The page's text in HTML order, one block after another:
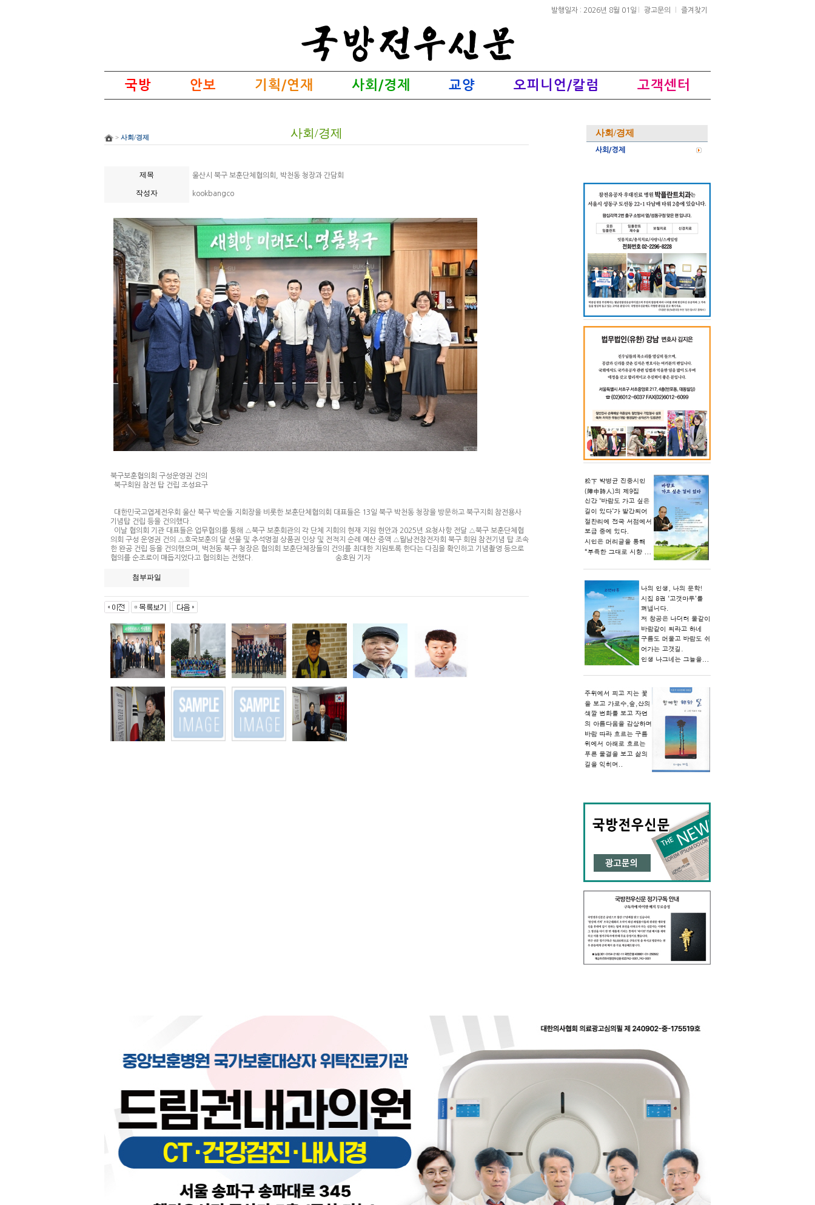
발행일자 : 2026년 8월 01일 광고문의 즐겨찾기
국방 안보 기획/연재 사회/경제 교양 오피니언/칼럼 고객센터
사회/경제
사회/경제
사회/경제
> 사회/경제
제목 울산시 북구 보훈단체협의회, 박천동 청장과 간담회
작성자 kookbangco
북구보훈협의회 구성운영권 건의
북구회원 참전 탑 건립 조성요구
대한민국고엽제전우회 울산 북구 박순돌 지회장을 비롯한 보훈단체협의회 대표들은 13일 북구 박천동 청장을 방문하고 북구지회 참전용사
기념탑 건립 등을 건의했다.
이날 협의회 기관 대표들은 업무협의를 통해 △북구 보훈회관의 각 단체 지회의 현재 지원 현안과 2025년 요청사항 전달 △북구 보훈단체협
의회 구성 운영권 건의 △호국보훈의 달 선물 및 추석명절 상품권 인상 및 전적지 순례 예산 증액 △월남전참전자회 북구 회원 참전기념 탑 조속
한 완공 건립 등을 건의했으며, 벅천동 북구 청장은 협의회 보훈단체장들의 건의를 최대한 지원토록 한다는 다짐을 확인하고 기념촬영 등으로
협의를 순조로이 매듭지었다고 협의회는 전했다. 송호원 기자
첨부파일